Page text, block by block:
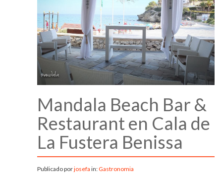
Mandala Beach Bar &
Restaurant en Cala de
La Fustera Benissa
Publicado porjosefa in:Gastronomia